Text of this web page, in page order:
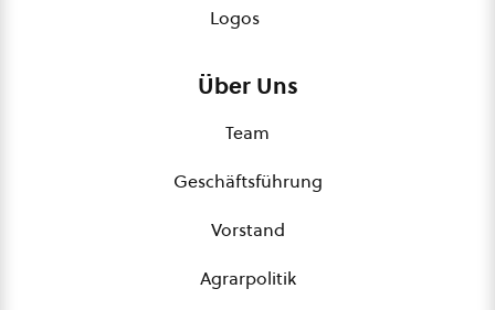
Logos
Über Uns
Team
Geschäftsführung
Vorstand
Agrarpolitik